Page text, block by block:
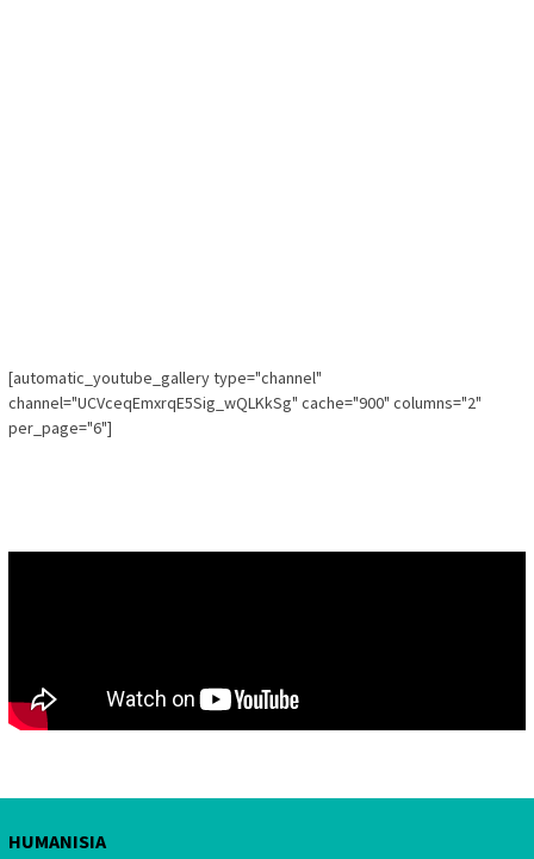
[automatic_youtube_gallery type="channel"
channel="UCVceqEmxrqE5Sig_wQLKkSg" cache="900" columns="2"
per_page="6"]
HUMANISIA